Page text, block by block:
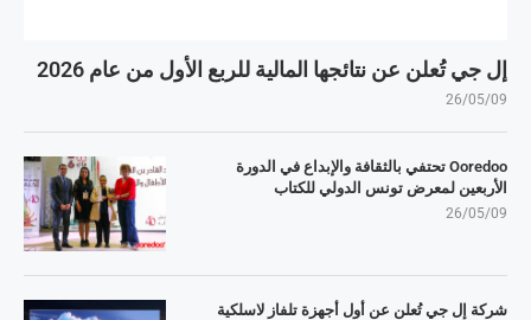
إل جي تُعلن عن نتائجها المالية للربع الأول من عام 2026
26/05/09
Ooredoo تحتفي بالثقافة والإبداع في الدورة
الأربعين لمعرض تونس الدولي للكتاب
26/05/09
شركة إل جي تُعلن عن أول أجهزة تلفاز لاسلكية